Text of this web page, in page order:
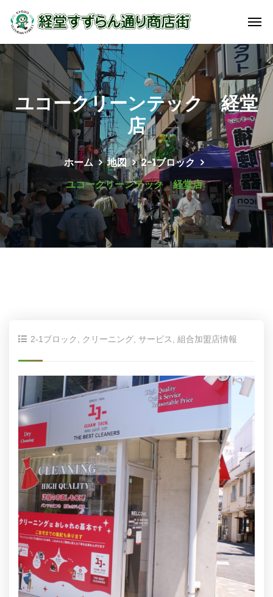
ユコークリーンテック 経堂
店
ホーム 地図
2-1ブロック
ユコークリーンテック 経堂店
2-1ブロック クリーニング サービス 組合加盟店情報